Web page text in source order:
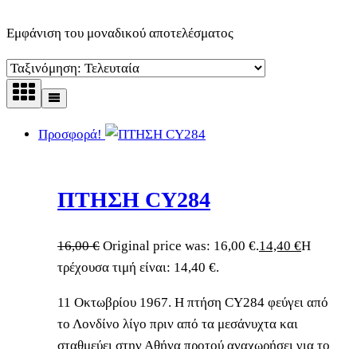
Εμφάνιση του μοναδικού αποτελέσματος
Προσφορά!
ΠΤΗΣΗ CY284
16,00€ Original price was: 16,00 €.14,40 €Η
τρέχουσα τιμή είναι: 14,40 €.
11 Οκτωβρίου 1967. Η πτήση CY284 φεύγει από
το Λονδίνο λίγο πριν από τα μεσάνυχτα και
σταθμεύει στην Αθήνα προτού αναχωρήσει για το